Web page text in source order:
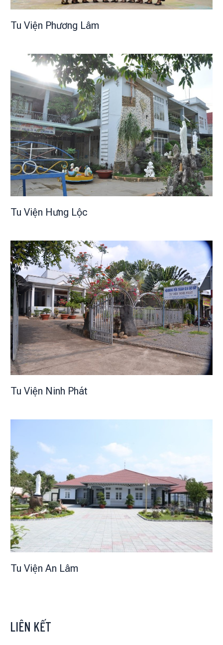
Tu Viện Phương Lâm
Tu Viện Hưng Lộc
Tu Viện Ninh Phát
Tu Viện An Lâm
LIÊN KẾT